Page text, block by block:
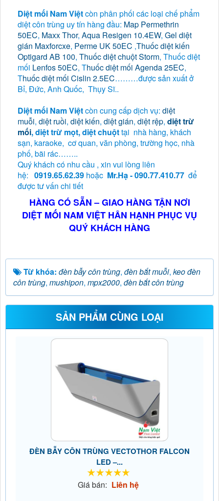
Diệt mối Nam Việtcòn phân phối các loại chế phẩm
diệt côn trùng uy tín hàng đầu: Map Permethrin
50EC, Maxx Thor, Aqua Resigen 10.4EW, Gel diệt
gián Maxforcxe, Perme UK 50EC ,Thuốc diệt kiến
Optigard AB 100, Thuốc diệt chuột Storm, Thuốc diệt
mối Lenfos 50EC, Thuốc diệt mối Agenda 25EC,
Thuốc diệt mối Cislin 2.5EC………được sản xuất ở
Bỉ, Đức, Anh Quốc, Thụy Sĩ..
Diệt mối Nam Việtcòn cung cấp dịch vụ: diệt
muỗi, diệt ruồi, diệt kiến, diệt gián, diệt rệp, diệt trừ
mối, diệt trừ mọt, diệt chuộttại nhà hàng, khách
sạn, karaoke, cơ quan, văn phòng, trường học, nhà
phố, bãi rác……..
Quý khách có nhu cầu , xin vui lòng liên
hệ: 0919.65.62.39 hoặc Mr.Hạ - 090.77.410.77 để
được tư vấn chi tiết
HÀNG CÓ SẴN – GIAO HÀNG TẬN NƠI
DIỆT MỐI NAM VIỆT HÂN HẠNH PHỤC VỤ
QUÝ KHÁCH HÀNG
Từ khóa: đèn bẫy côn trùng, đèn bắt muỗi, keo đèn
côn trùng, mushipon, mpx2000, đèn bắt côn trùng
SẢN PHẨM CÙNG LOẠI
ĐÈN BẪY CÔN TRÙNG VECTOTHOR FALCON
LED –...
Giá bán: Liên hệ